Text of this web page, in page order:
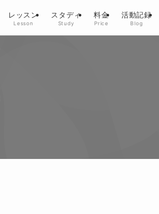
レッスン
Lesson
スタディ
Study
料金
Price
活動記録
Blog